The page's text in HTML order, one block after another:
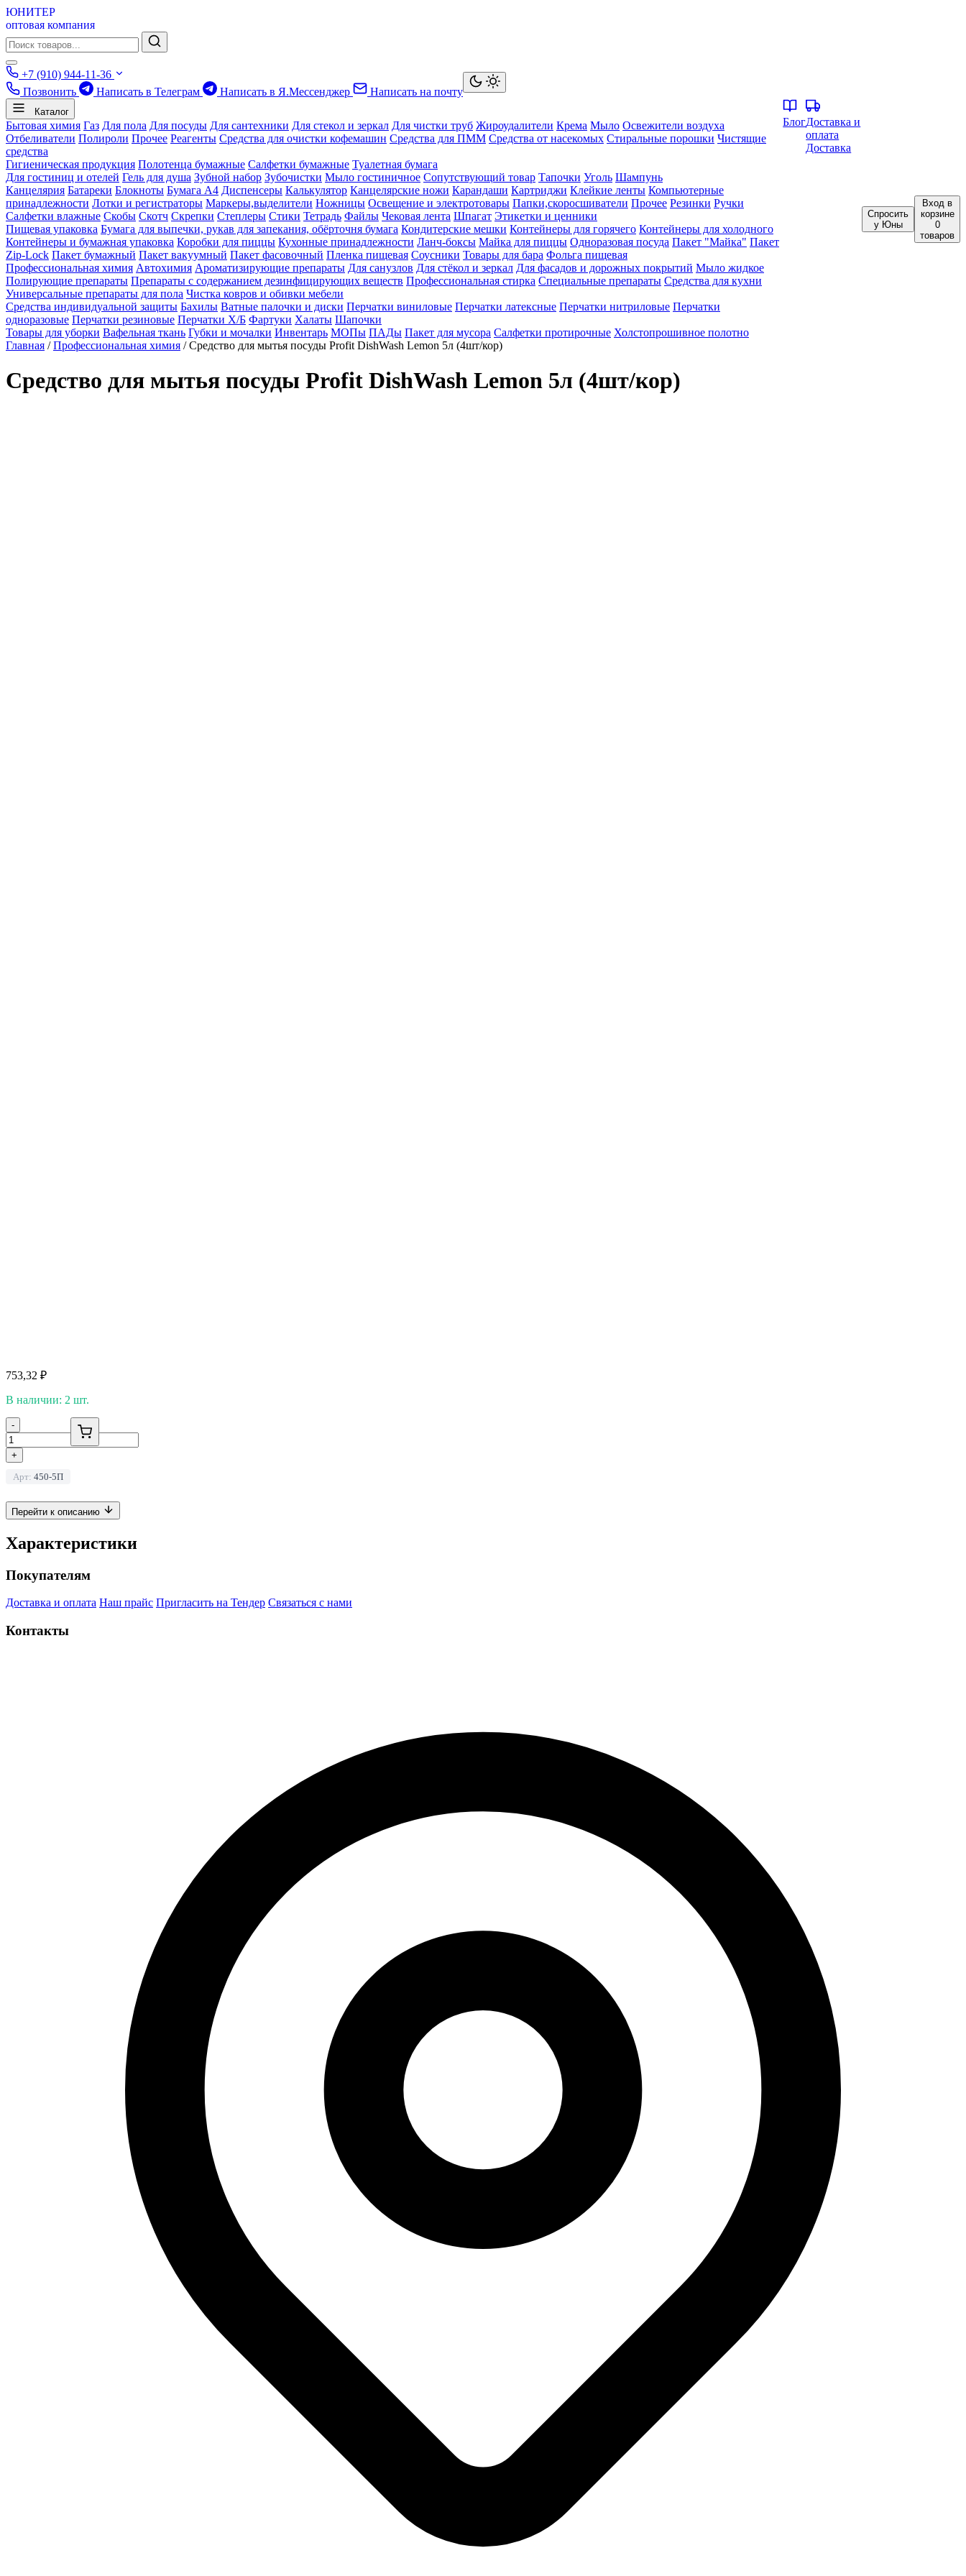
ЮНИТЕР
оптовая компания
+7 (910) 944-11-36
Позвонить
Написать в Телеграм Написать в Я.Мессенджер Написать на почту
Каталог
Бытовая химия Газ Для пола Для посуды Для сантехники Для стекол и зеркал Для чистки труб Жироудалители Крема Мыло Освежители воздуха
Отбеливатели Полироли Прочее Реагенты Средства для очистки кофемашин Средства для ПММ Средства от насекомых Стиральные порошки Чистящие
средства
Гигиеническая продукция Полотенца бумажные Салфетки бумажные Туалетная бумага
Для гостиниц и отелей Гель для душа Зубной набор Зубочистки Мыло гостиничное Сопутствующий товар Тапочки Уголь Шампунь
Канцелярия Батареки Блокноты Бумага А4 Диспенсеры Калькулятор Канцелярские ножи Карандаши Картриджи Клейкие ленты Компьютерные
принадлежности Лотки и регистраторы Маркеры,выделители Ножницы Освещение и электротовары Папки,скоросшиватели Прочее Резинки Ручки
Салфетки влажные Скобы Скотч Скрепки Степлеры Стики Тетрадь Файлы Чековая лента Шпагат Этикетки и ценники
Пищевая упаковка Бумага для выпечки, рукав для запекания, обёрточня бумага Кондитерские мешки Контейнеры для горячего Контейнеры для холодного
Контейнеры и бумажная упаковка Коробки для пиццы Кухонные принадлежности Ланч-боксы Майка для пиццы Одноразовая посуда Пакет "Майка" Пакет
Zip-Lock Пакет бумажный Пакет вакуумный Пакет фасовочный Пленка пищевая Соусники Товары для бара Фольга пищевая
Профессиональная химия Автохимия Ароматизирующие препараты Для санузлов Для стёкол и зеркал Для фасадов и дорожных покрытий Мыло жидкое
Полирующие препараты Препараты с содержанием дезинфицирующих веществ Профессиональная стирка Специальные препараты Средства для кухни
Универсальные препараты для пола Чистка ковров и обивки мебели
Средства индивидуальной защиты Бахилы Ватные палочки и диски Перчатки виниловые Перчатки латексные Перчатки нитриловые Перчатки
одноразовые Перчатки резиновые Перчатки Х/Б Фартуки Халаты Шапочки
Товары для уборки Вафельная ткань Губки и мочалки Инвентарь МОПы ПАДы Пакет для мусора Салфетки протирочные Холстопрошивное полотно
БлогДоставка и
оплата
Доставка
Спросить
у Юны
Вход в
корзине
0
товаров
Главная /Профессиональная химия / Средство для мытья посуды Profit DishWash Lemon 5л (4шт/кор)
Средство для мытья посуды Profit DishWash Lemon 5л (4шт/кор)
753,32 ₽
В наличии: 2 шт.
-
+
Арт: 450-5П
Перейти к описанию
Характеристики
Покупателям
Доставка и оплата Наш прайс Пригласить на Тендер Связаться с нами
Контакты